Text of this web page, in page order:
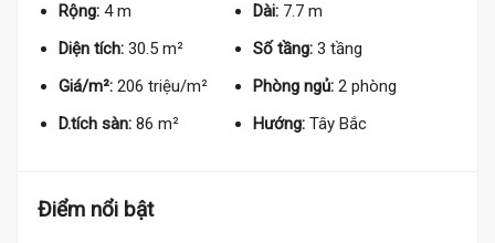
Rộng: 4 m Dài: 7.7 m
Diện tích: 30.5 m² Số tầng: 3 tầng
Giá/m²: 206 triệu/m² Phòng ngủ: 2 phòng
D.tích sàn: 86 m² Hướng: Tây Bắc
Điểm nổi bật